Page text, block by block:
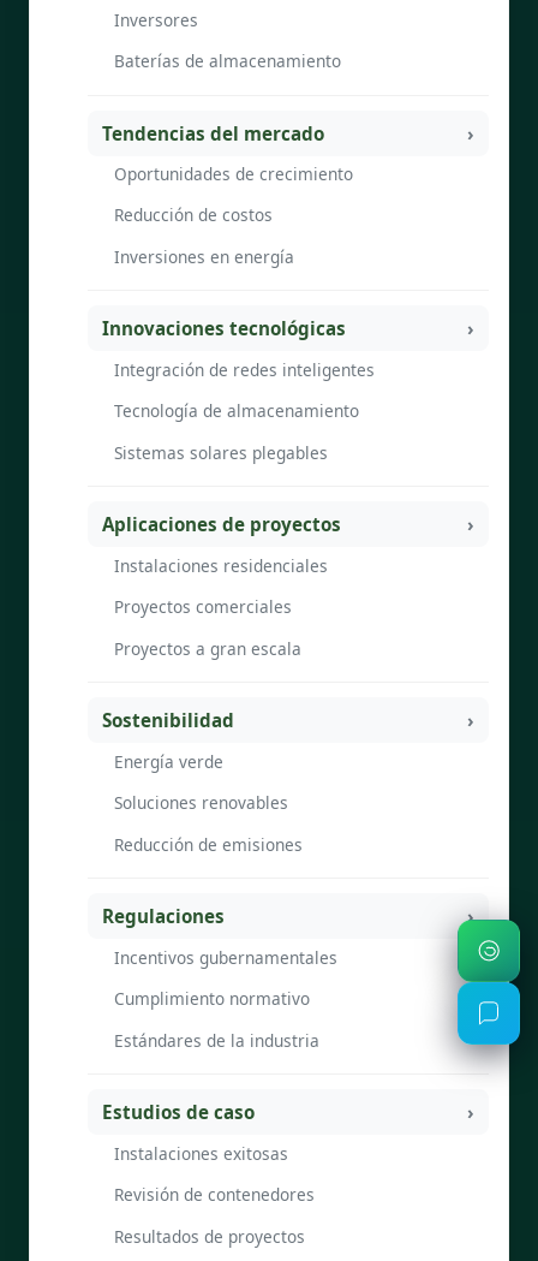
Inversores
Baterías de almacenamiento
Tendencias del mercado
Oportunidades de crecimiento
Reducción de costos
Inversiones en energía
Innovaciones tecnológicas
Integración de redes inteligentes
Tecnología de almacenamiento
Sistemas solares plegables
Aplicaciones de proyectos
Instalaciones residenciales
Proyectos comerciales
Proyectos a gran escala
Sostenibilidad
Energía verde
Soluciones renovables
Reducción de emisiones
Regulaciones
Incentivos gubernamentales
Cumplimiento normativo
Estándares de la industria
Estudios de caso
Instalaciones exitosas
Revisión de contenedores
Resultados de proyectos